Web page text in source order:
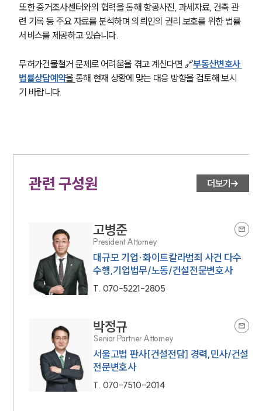
또한 증거조사센터와의 협력을 통해 항공사진, 과세자료, 건축 관
련 기록 등 주요 자료를 분석하며 의뢰인의 권리 보호를 위한 법률
서비스를 제공하고 있습니다.
무허가건물철거 문제로 어려움을 겪고 계신다면 🔗부동산변호사
법률상담예약을 통해 현재 상황에 맞는 대응 방향을 검토해 보시
기 바랍니다.
관련 구성원 더보기
고병준
President Attorney
대규모 기업·화이트칼라범죄 사건 다수
수행,기업법무/노동/건설전문변호사
T. 070-5221-2805
박정규
Senior Partner Attorney
서울고법 판사[건설전담] 경력,민사/건설
전문변호사
T. 070-7510-2014